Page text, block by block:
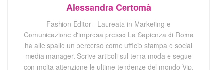
Alessandra Certomà
Fashion Editor - Laureata in Marketing e
Comunicazione d'impresa presso La Sapienza di Roma
ha alle spalle un percorso come ufficio stampa e social
media manager. Scrive articoli sul tema moda e segue
con molta attenzione le ultime tendenze del mondo Vip.